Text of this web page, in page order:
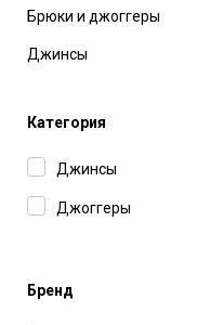
Брюки и джоггеры
Джинсы
Категория
Джинсы
Джоггеры
Бренд